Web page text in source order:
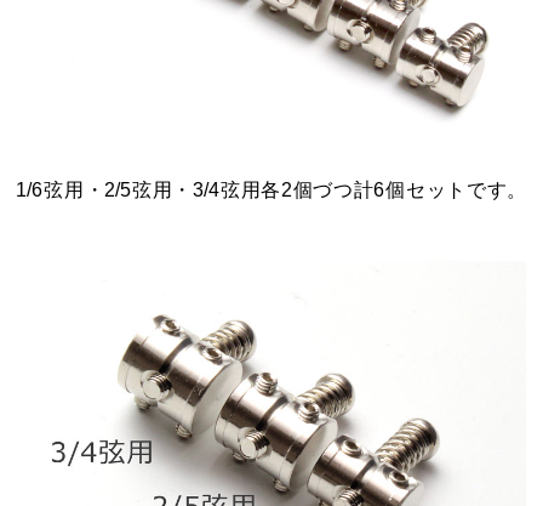
1/6弦用・2/5弦用・3/4弦用各2個づつ計6個セットです。